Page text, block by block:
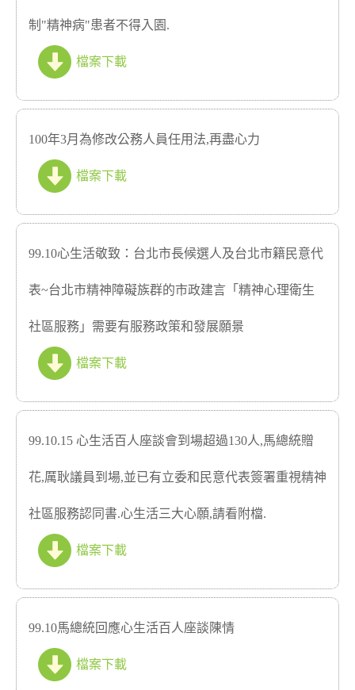
制"精神病"患者不得入園.
檔案下載
100年3月為修改公務人員任用法,再盡心力
檔案下載
99.10心生活敬致：台北市長候選人及台北市籍民意代
表~台北市精神障礙族群的市政建言「精神心理衛生
社區服務」需要有服務政策和發展願景
檔案下載
99.10.15 心生活百人座談會到場超過130人,馬總統贈
花,厲耿議員到場,並已有立委和民意代表簽署重視精神
社區服務認同書.心生活三大心願,請看附檔.
檔案下載
99.10馬總統回應心生活百人座談陳情
檔案下載